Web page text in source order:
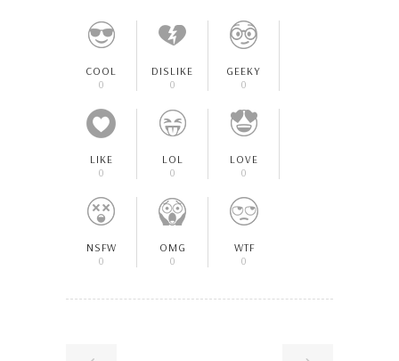
COOL
0
DISLIKE
0
GEEKY
0
LIKE
0
LOL
0
LOVE
0
NSFW
0
OMG
0
WTF
0